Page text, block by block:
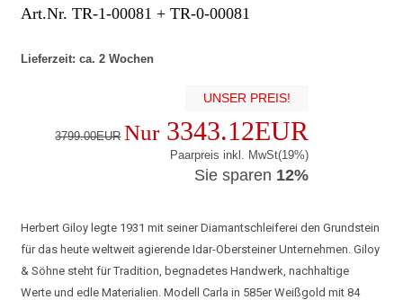
Art.Nr. TR-1-00081 + TR-0-00081
Lieferzeit: ca. 2 Wochen
UNSER PREIS!
3799.00EUR Nur3343.12EUR
Paarpreis inkl. MwSt(19%)
Sie sparen 12%
Herbert Giloy legte 1931 mit seiner Diamantschleiferei den Grundstein
für das heute weltweit agierende Idar-Obersteiner Unternehmen. Giloy
& Söhne steht für Tradition, begnadetes Handwerk, nachhaltige
Werte und edle Materialien. Modell Carla in 585er Weißgold mit 84